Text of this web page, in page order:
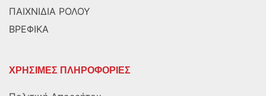
ΠΑΙΧΝΙΔΙΑ ΡΟΛΟΥ
ΒΡΕΦΙΚΑ
ΧΡΗΣΙΜΕΣ ΠΛΗΡΟΦΟΡΙΕΣ